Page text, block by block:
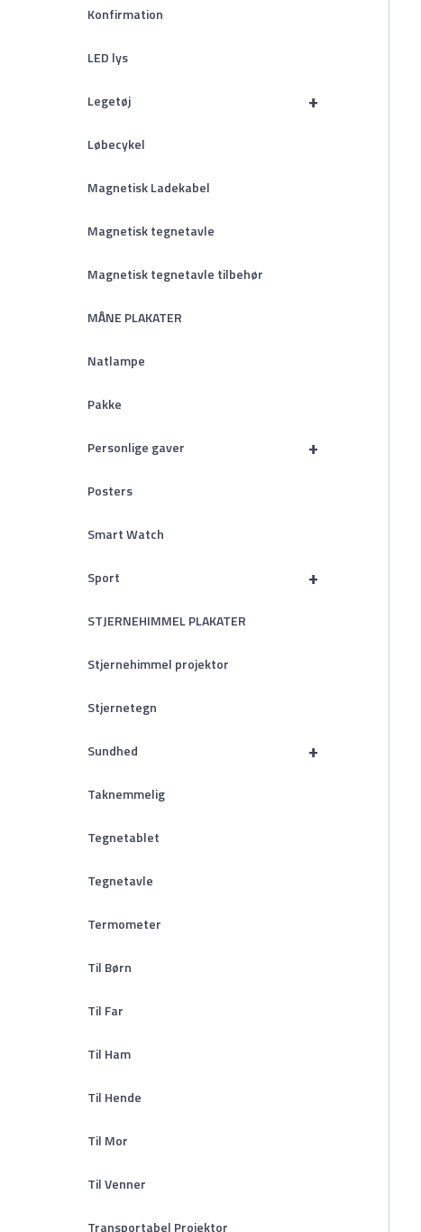
Konfirmation
LED lys
+
Legetøj
Løbecykel
Magnetisk Ladekabel
Magnetisk tegnetavle
Magnetisk tegnetavle tilbehør
MÅNE PLAKATER
Natlampe
Pakke
+
Personlige gaver
Posters
Smart Watch
+
Sport
STJERNEHIMMEL PLAKATER
Stjernehimmel projektor
Stjernetegn
+
Sundhed
Taknemmelig
Tegnetablet
Tegnetavle
Termometer
Til Børn
Til Far
Til Ham
Til Hende
Til Mor
Til Venner
Transportabel Projektor